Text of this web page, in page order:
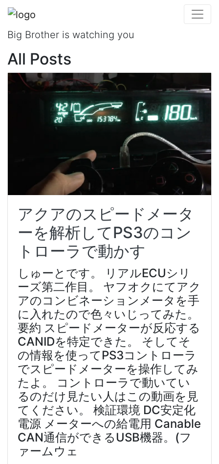
Shooting!!!
Big Brother is watching you
All Posts
アクアのスピードメータ
ーを解析してPS3のコン
トローラで動かす
しゅーとです。 リアルECUシリ
ーズ第二作目。 ヤフオクにてアク
アのコンビネーションメータを手
に入れたので色々いじってみた。
要約 スピードメーターが反応する
CANIDを特定できた。 そしてそ
の情報を使ってPS3コントローラ
でスピードメーターを操作してみ
たよ。 コントローラで動いてい
るのだけ見たい人はこの動画を見
てください。 検証環境 DC安定化
電源 メーターへの給電用 Canable
CAN通信ができるUSB機器。(フ
ァームウェ